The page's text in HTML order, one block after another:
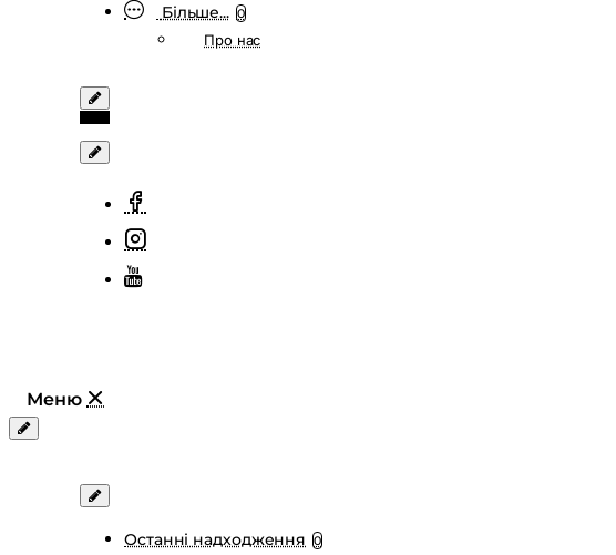
Більше... 0
Про нас
Останні надходження 0